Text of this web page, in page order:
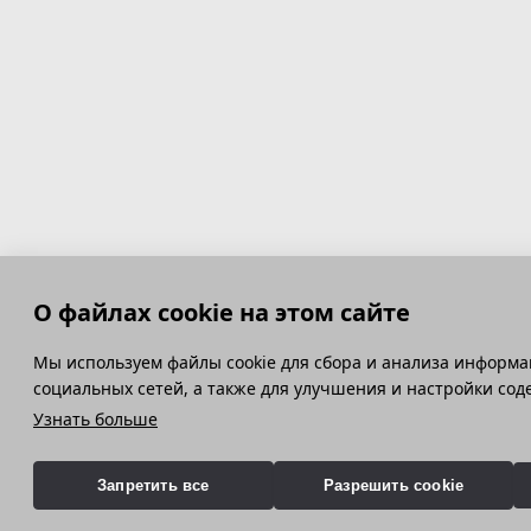
О файлах cookie на этом сайте
Мы используем файлы cookie для сбора и анализа
социальных сетей, а также для улучшения и настройки
Узнать больше
Запретить все Разрешить cookie